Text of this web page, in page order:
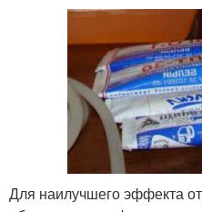
Для наилучшего эффекта